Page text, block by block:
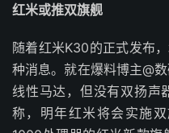
红米或推双旗舰
随着红米K30的正式发布
种消息。就在爆料博主@
线性马达，但没有双扬声
称，明年红米将会实施